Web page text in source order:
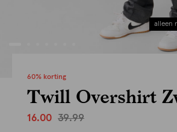
alleen
60% korting
Twill Overshirt
16.00 39.99